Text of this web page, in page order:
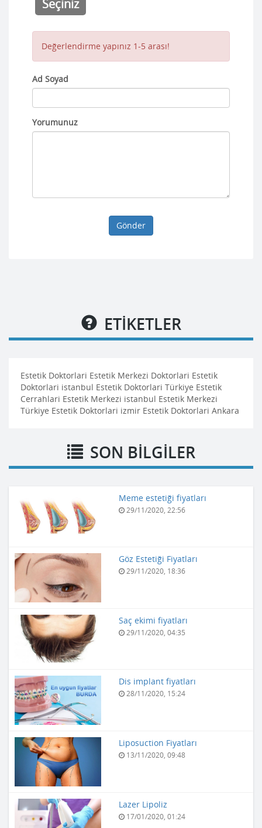
Seçiniz
Değerlendirme yapınız 1-5 arası!
Ad Soyad
Yorumunuz
Gönder
ETİKETLER
Estetik Doktorlari Estetik Merkezi Doktorlari Estetik
Doktorlari istanbul Estetik Doktorlari Türkiye Estetik
Cerrahlari Estetik Merkezi istanbul Estetik Merkezi
Türkiye Estetik Doktorlari izmir Estetik Doktorlari Ankara
SON BİLGİLER
Meme estetiği fiyatları
29/11/2020, 22:56
Göz Estetiği Fiyatları
29/11/2020, 18:36
Saç ekimi fiyatları
29/11/2020, 04:35
Dis implant fiyatları
28/11/2020, 15:24
Liposuction Fiyatları
13/11/2020, 09:48
Lazer Lipoliz
17/01/2020, 01:24